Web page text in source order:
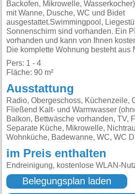
Backofen, Mikrowelle,
mit Wanne, Dusche, WC und Bidet
ausgestattet.Swimmingpool,
Sonnenschirm sind vorhanden. Ein
vorhanden und kann von Ihnen
Die komplette Wohnung besteht aus
Pers: 1 - 4
Fläche: 90 m²
Ausstattung
Radio, Obergeschoss, Küchenzeile,
Fließend Kalt- und Warmwasser
Balkon, Bettwäsche vorhanden, TV,
Separate Küche, Mikrowelle,
Wohnküche, Badewanne, WC, WC
im Preis enthalten
Endreinigung, kostenlose WLAN-
Belegungsplan laden